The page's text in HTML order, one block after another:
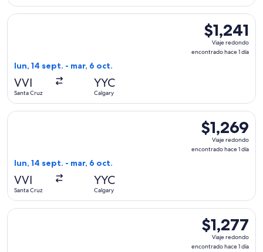
$1,241
Viaje
redondo,
$1,241
Viaje redondo
encontrado hace 1 día
lun, 14 sept. - mar, 6 oct.
VVI
Santa Cruz
YYC
Calgary
Seleccionar vuelo de United, con salida el lun, 14 sept.
$1,269
Viaje
redondo,
$1,269
Viaje redondo
encontrado hace 1 día
lun, 14 sept. - mar, 6 oct.
VVI
Santa Cruz
YYC
Calgary
Seleccionar vuelo de United, con salida el lun, 14 sept.
$1,277
Viaje
redondo,
$1,277
Viaje redondo
encontrado hace 1 día
Seleccionar vuelo de Copa, con salida el lun, 14 sept.